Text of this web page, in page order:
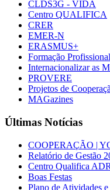
CLDS3G - VIDA
Centro QUALIFICA
CRER
EMER-N
ERASMUS+
Formação Profissional
Internacionalizar as
PROVERE
Projetos de
MAGazines
Últimas Notícias
COOPERAÇÃO |
Relatório de Gestão
Centro Qualifica
Boas Festas
Plano de Atividades